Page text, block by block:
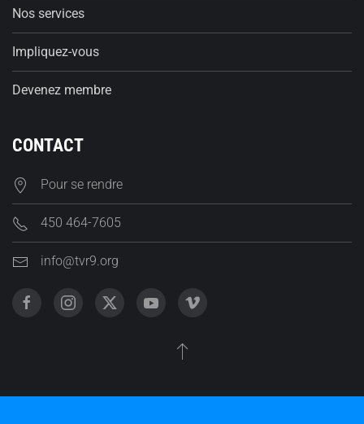
Nos services
Impliquez-vous
Devenez membre
CONTACT
Pour se rendre
450 464-7605
info@tvr9.org